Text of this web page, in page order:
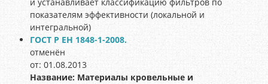
показателям эффективности (локальной и
интегральной)
ГОСТ Р ЕН 1848-1-2008.
отменён
от: 01.08.2013
Название: Материалы кровельные и